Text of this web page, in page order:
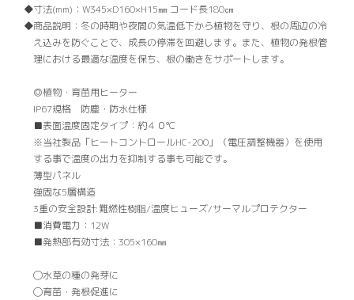
寸法(mm)： W345×D160×H15㎜ コード長180㎝
商品説明： 冬の時期や夜間の気温低下から植物を守り、根の周辺の冷
え込みを防ぐことで、成長の停滞を回避します。また、植物の発根管
理における最適な温度を保ち、根の働きをサポートします。
◎植物・育苗用ヒーター
IP67規格 防塵・防水仕様
■表面温度固定タイプ：約４０℃
※当社製品「ヒートコントロールHC-200」（電圧調整機器）を使用
する事で温度の出力を抑制する事も可能です。
薄型パネル
強固な5層構造
3重の安全設計:難燃性樹脂/温度ヒューズ/サーマルプロテクター
■消費電力：12W
■発熱部有効寸法：305×160㎜
◯水草の種の発芽に
◯育苗・発根促進に